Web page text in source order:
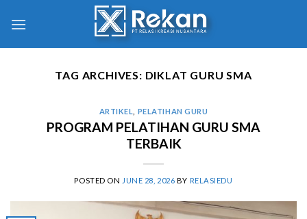
TAG ARCHIVES: DIKLAT GURU SMA
ARTIKEL PELATIHAN GURU
PROGRAM PELATIHAN GURU SMA
TERBAIK
POSTED ON JUNE 28, 2026 BY RELASIEDU